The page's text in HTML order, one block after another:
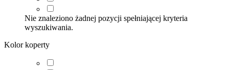
Nie znaleziono żadnej pozycji spełniającej kryteria
wyszukiwania.
Kolor koperty